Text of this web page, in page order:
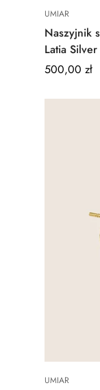
UMIAR
Naszyjnik
Latia
Regular
500,00 zł
UMIAR